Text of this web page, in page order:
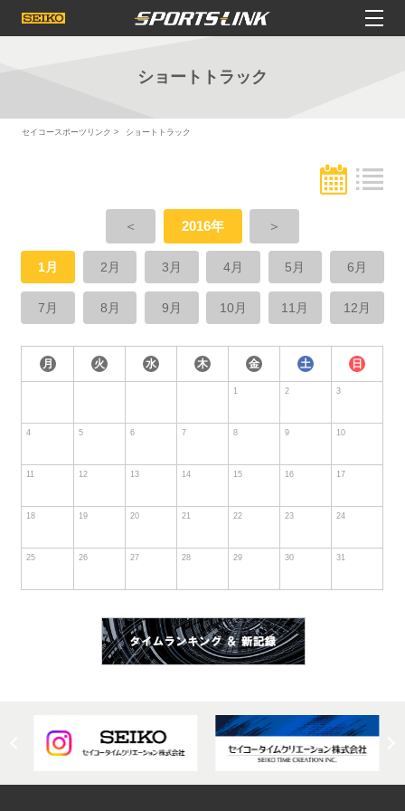
ショートトラック
セイコースポーツリンク ショートトラック
＜ 2016年 ＞
1月 2月 3月 4月 5月 6月
7月 8月 9月 10月 11月 12月
月 火 水 木 金 土 日
1 2 3
4 5 6 7 8 9 10
11 12 13 14 15 16 17
18 19 20 21 22 23 24
25 26 27 28 29 30 31